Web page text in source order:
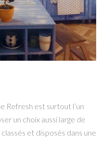
Refresh est surtout l’un
un choix aussi large de
et disposés dans une